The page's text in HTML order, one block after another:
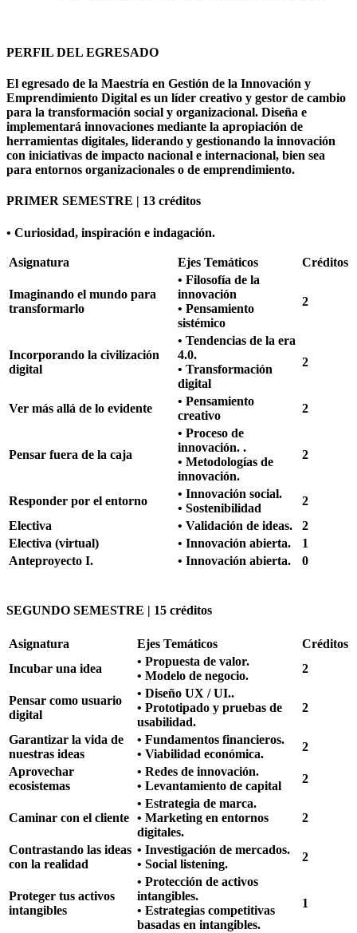
PERFIL DEL EGRESADO
El egresado de la Maestría en Gestión de la Innovación y
Emprendimiento Digital es un líder creativo y gestor de cambio
para la transformación social y organizacional. Diseña e
implementará innovaciones mediante la apropiación de
herramientas digitales, liderando y gestionando la innovación
con iniciativas de impacto nacional e internacional, bien sea
para entornos organizacionales o de emprendimiento.
PRIMER SEMESTRE | 13 créditos
• Curiosidad, inspiración e indagación.
Asignatura Ejes Temáticos Créditos
Imaginando el mundo para
transformarlo
• Filosofía de la
innovación
• Pensamiento
sistémico
2
Incorporando la civilización
digital
• Tendencias de la era
4.0.
• Transformación
digital
2
Ver más allá de lo evidente
• Pensamiento
creativo
2
Pensar fuera de la caja
• Proceso de
innovación. .
• Metodologías de
innovación.
2
Responder por el entorno
• Innovación social.
• Sostenibilidad
2
Electiva
• Validación de ideas.
2
Electiva (virtual)
• Innovación abierta.
1
Anteproyecto I.
• Innovación abierta. 0
SEGUNDO SEMESTRE | 15 créditos
Asignatura Ejes Temáticos
Créditos
Incubar una idea
• Propuesta de valor.
• Modelo de negocio.
2
Pensar como usuario
digital
• Diseño UX / UI..
• Prototipado y pruebas de
usabilidad.
2
Garantizar la vida de
nuestras ideas
• Fundamentos financieros.
• Viabilidad económica.
2
Aprovechar
ecosistemas
• Redes de innovación.
• Levantamiento de capital
2
Caminar con el cliente
• Estrategia de marca.
• Marketing en entornos
digitales.
2
Contrastando las ideas
con la realidad
• Investigación de mercados.
• Social listening.
2
Proteger tus activos
intangibles
• Protección de activos
intangibles.
• Estrategias competitivas
basadas en intangibles.
1